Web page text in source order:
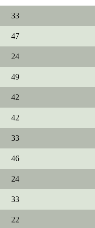
33
47
24
49
42
42
33
46
24
33
22